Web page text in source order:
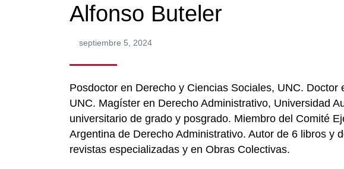
Alfonso Buteler
septiembre 5, 2024
Posdoctor en Derecho y Ciencias Sociales, UNC. Doctor
UNC. Magíster en Derecho Administrativo, Universidad
universitario de grado y posgrado. Miembro del Comité
Argentina de Derecho Administrativo. Autor de 6 libros y
revistas especializadas y en Obras Colectivas.